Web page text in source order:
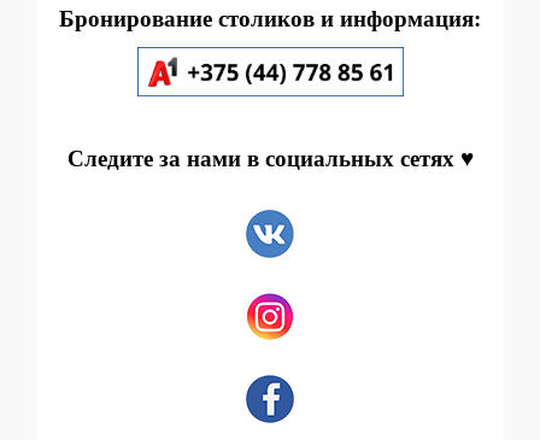
Бронирование столиков и информация:
Следите за нами в социальных сетях ♥